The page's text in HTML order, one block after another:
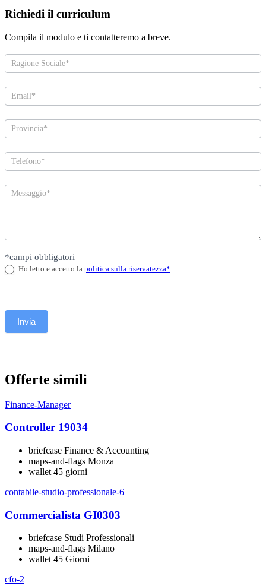
Richiedi il curriculum
Compila il modulo e ti contatteremo a breve.
Richiedi
*campi obbligatori
Ho letto e accetto la politica sulla riservatezza*
Invia
Offerte simili
Controller 19034
Finance & Accounting
Monza
45 giorni
Commercialista GI0303
Studi Professionali
Milano
45 Giorni